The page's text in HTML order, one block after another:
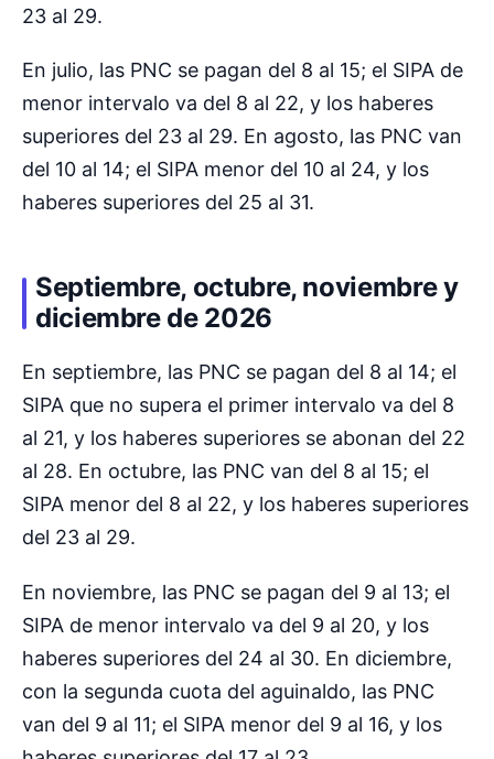
23 al 29.
En julio, las PNC se pagan del 8 al 15; el SIPA de
menor intervalo va del 8 al 22, y los haberes
superiores del 23 al 29. En agosto, las PNC van
del 10 al 14; el SIPA menor del 10 al 24, y los
haberes superiores del 25 al 31.
Septiembre, octubre, noviembre y
diciembre de 2026
En septiembre, las PNC se pagan del 8 al 14; el
SIPA que no supera el primer intervalo va del 8
al 21, y los haberes superiores se abonan del 22
al 28. En octubre, las PNC van del 8 al 15; el
SIPA menor del 8 al 22, y los haberes superiores
del 23 al 29.
En noviembre, las PNC se pagan del 9 al 13; el
SIPA de menor intervalo va del 9 al 20, y los
haberes superiores del 24 al 30. En diciembre,
con la segunda cuota del aguinaldo, las PNC
van del 9 al 11; el SIPA menor del 9 al 16, y los